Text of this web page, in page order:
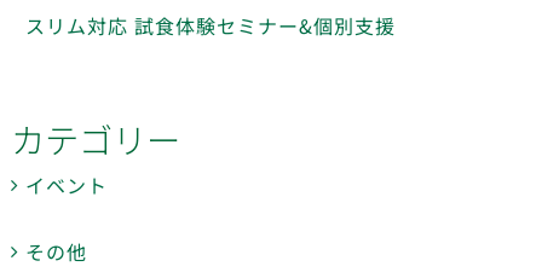
スリム対応 試食体験セミナー&個別支援
カテゴリー
イベント
その他